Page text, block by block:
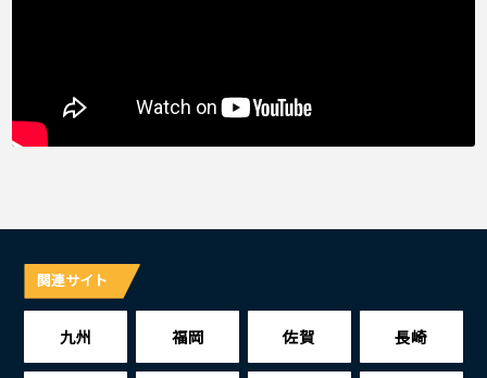
関連サイト
九州 福岡 佐賀 長崎